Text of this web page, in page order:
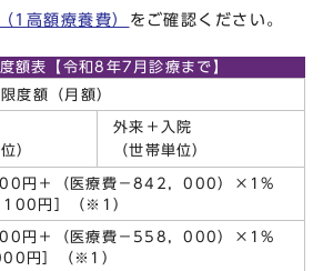
1高額療養費） をご確認ください。
額表【令和8年7月診療まで】
度額（月額）
）
外来＋入院
（世帯単位）
円＋（医療費－842，000）×1%
100円］（※1）
円＋（医療費－558，000）×1%
円］（※1）